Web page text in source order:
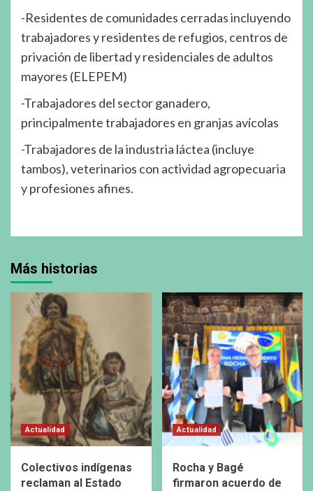
-Residentes de comunidades cerradas incluyendo
trabajadores y residentes de refugios, centros de
privación de libertad y residenciales de adultos
mayores (ELEPEM)
-Trabajadores del sector ganadero,
principalmente trabajadores en granjas avícolas
-Trabajadores de la industria láctea (incluye
tambos), veterinarios con actividad agropecuaria
y profesiones afines.
Más historias
Actualidad
Colectivos indígenas
reclaman al Estado
Actualidad
Rocha y Bagé
firmaron acuerdo de